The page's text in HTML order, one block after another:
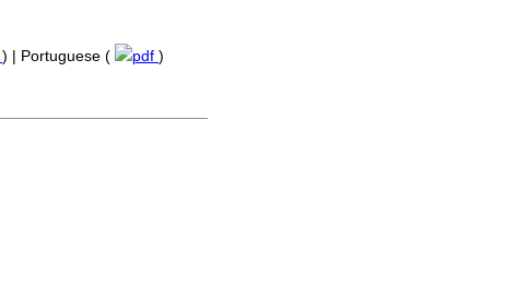
) | Portuguese ( pdf )